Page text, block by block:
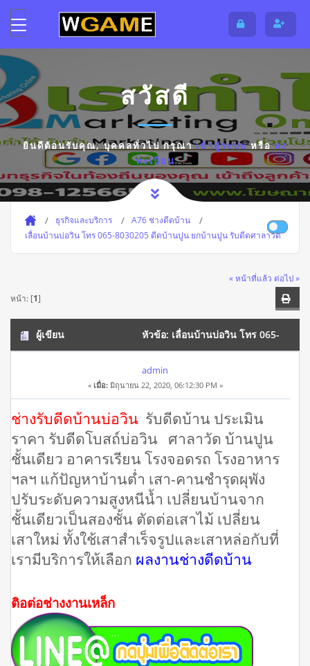
สวัสดี
ยินดีต้อนรับคุณ,บุคคลทั่วไปกรุณาเข้าสู่ระบบหรือลง
ทะเบียน
ธุรกิจและบริการ
A76 ช่างดีดบ้าน
เลื่อนบ้านบ่อวิน โทร 065-8030205 ดีดบ้านปูน ยกบ้านปูน รับดีดศาลาวัด
« หน้าที่แล้ว ต่อไป »
หน้า: [1]
ผู้เขียน หัวข้อ: เลื่อนบ้านบ่อวิน โทร 065-
8030205 ดีดบ้านปูน ยกบ้านปูน รับดีดศาลาวัด (อ่าน 40517 ครั้ง)
admin
« เมื่อ:มิถุนายน 22, 2020, 06:12:30 PM »
ช่างรับดีดบ้านบ่อวิน รับดีดบ้าน ประเมิน
ราคา รับดีดโบสถ์บ่อวิน ศาลาวัด บ้านปูน
ชั้นเดียว อาคารเรียน โรงจอดรถ โรงอาหาร
ฯลฯ แก้ปัญหาบ้านต่ำ เสา-คานชำรุดผุพัง
ปรับระดับความสูงหนีน้ำ เปลี่ยนบ้านจาก
ชั้นเดียวเป็นสองชั้น ตัดต่อเสาไม้ เปลี่ยน
เสาใหม่ ทั้งใช้เสาสำเร็จรูปและเสาหล่อกับที่
เรามีบริการให้เลือก ผลงานช่างดีดบ้าน
ติอต่อช่างงานเหล็ก